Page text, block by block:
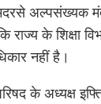
अल्पसंख्यक
के शिक्षा
नहीं है।
के अध्यक्ष